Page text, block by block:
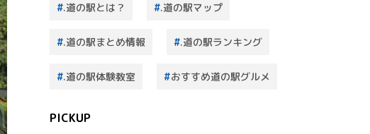
.道の駅とは？ .道の駅マップ
.道の駅まとめ情報 .道の駅ランキング
.道の駅体験教室 おすすめ道の駅グルメ
PICKUP